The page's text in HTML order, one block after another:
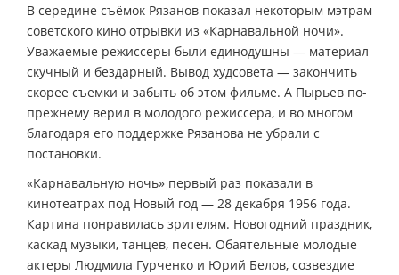
В середине съёмок Рязанов показал некоторым мэтрам
советского кино отрывки из «Карнавальной ночи».
Уважаемые режиссеры были единодушны — материал
скучный и бездарный. Вывод худсовета — закончить
скорее съемки и забыть об этом фильме. А Пырьев по-
прежнему верил в молодого режиссера, и во многом
благодаря его поддержке Рязанова не убрали с
постановки.
«Карнавальную ночь» первый раз показали в
кинотеатрах под Новый год — 28 декабря 1956 года.
Картина понравилась зрителям. Новогодний праздник,
каскад музыки, танцев, песен. Обаятельные молодые
актеры Людмила Гурченко и Юрий Белов, созвездие